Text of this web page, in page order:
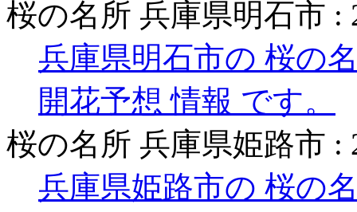
桜の名所 兵庫県明石市 :
兵庫県明石市の 桜の
開花予想 情報 です。
桜の名所 兵庫県姫路市 :
兵庫県姫路市の 桜の